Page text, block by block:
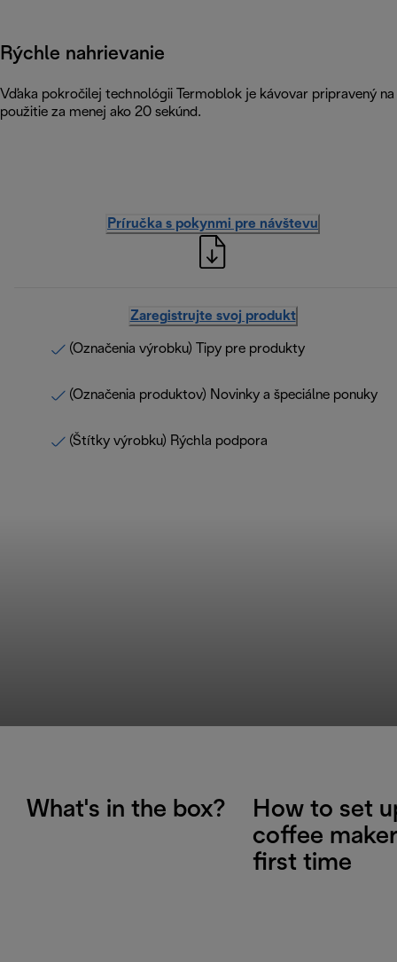
Rýchle nahrievanie
Vďaka pokročilej technológii Termoblok je kávovar pripravený na
použitie za menej ako 20 sekúnd.
Príručka s pokynmi pre návštevu
Zaregistrujte svoj produkt
(Označenia výrobku) Tipy pre produkty
(Označenia produktov) Novinky a špeciálne ponuky
(Štítky výrobku) Rýchla podpora
What's in the box?
How to set
coffee
first time